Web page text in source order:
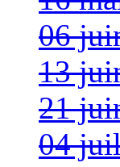
06
13
21
04